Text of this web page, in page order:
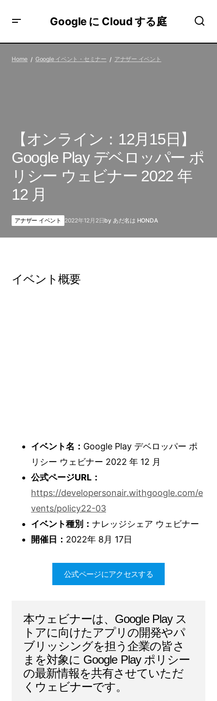
Google に Cloud する庭
シー ウェビナー 2022 年 12 月
Home Google イベント・セミナー アナザー イベント
【オンライン：12月15日】
Google Play デベロッパー ポ
リシー ウェビナー 2022 年
12 月
アナザー イベント 2022年12月2日by あだ名は HONDA
イベント概要
イベント名： Google Play デベロッパー ポ
リシー ウェビナー 2022 年 12 月
公式ページURL：
https://developersonair.withgoogle.com/e
vents/policy22-03
イベント種別： ナレッジシェア ウェビナー
開催日： 2022年 8月 17日
公式ページにアクセスする
本ウェビナーは、Google Play ス
トアに向けたアプリの開発やパ
ブリッシングを担う企業の皆さ
まを対象に Google Play ポリシー
の最新情報を共有させていただ
くウェビナーです。